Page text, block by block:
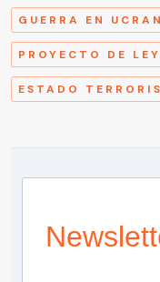
GUERRA EN
PROYECTO DE LEY
ESTADO